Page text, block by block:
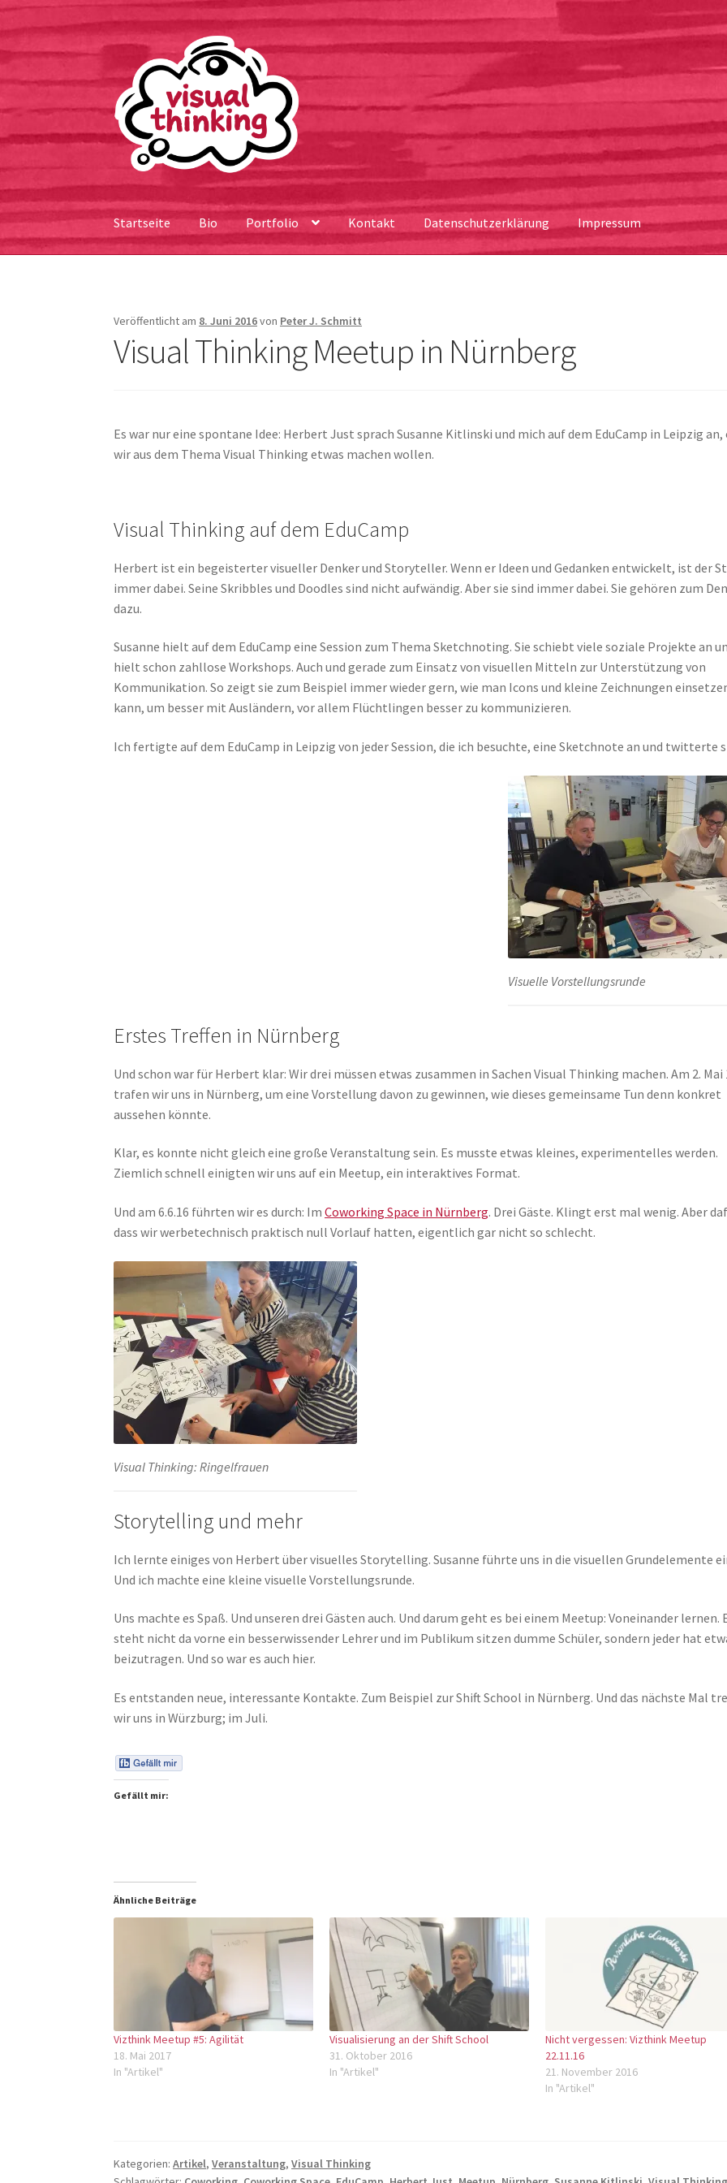
Zur
Navigation
springen
Zum
Inhalt
springen
Startseite Bio Portfolio Kontakt Datenschutzerklärung Impressum
Veröffentlicht am 8. Juni 2016von Peter J. Schmitt
Visual Thinking Meetup in Nürnberg
Es war nur eine spontane Idee: Herbert Just sprach Susanne Kitlinski und mich auf dem EduCamp in Leipzig an,
wir aus dem Thema Visual Thinking etwas machen wollen.
Visual Thinking auf dem EduCamp
Herbert ist ein begeisterter visueller Denker und Storyteller. Wenn er Ideen und Gedanken entwickelt, ist der
immer dabei. Seine Skribbles und Doodles sind nicht aufwändig. Aber sie sind immer dabei. Sie gehören zum
dazu.
Susanne hielt auf dem EduCamp eine Session zum Thema Sketchnoting. Sie schiebt viele soziale Projekte an
hielt schon zahllose Workshops. Auch und gerade zum Einsatz von visuellen Mitteln zur Unterstützung von
Kommunikation. So zeigt sie zum Beispiel immer wieder gern, wie man Icons und kleine Zeichnungen
kann, um besser mit Ausländern, vor allem Flüchtlingen besser zu kommunizieren.
Ich fertigte auf dem EduCamp in Leipzig von jeder Session, die ich besuchte, eine Sketchnote an und twitterte
Visuelle Vorstellungsrunde
Erstes Treffen in Nürnberg
Und schon war für Herbert klar: Wir drei müssen etwas zusammen in Sachen Visual Thinking machen. Am 2. Mai
trafen wir uns in Nürnberg, um eine Vorstellung davon zu gewinnen, wie dieses gemeinsame Tun denn konkret
aussehen könnte.
Klar, es konnte nicht gleich eine große Veranstaltung sein. Es musste etwas kleines, experimentelles werden.
Ziemlich schnell einigten wir uns auf ein Meetup, ein interaktives Format.
Und am 6.6.16 führten wir es durch: ImCoworking Space in Nürnberg. Drei Gäste. Klingt erst mal wenig. Aber
dass wir werbetechnisch praktisch null Vorlauf hatten, eigentlich gar nicht so schlecht.
Visual Thinking: Ringelfrauen
Storytelling und mehr
Ich lernte einiges von Herbert über visuelles Storytelling. Susanne führte uns in die visuellen Grundelemente
Und ich machte eine kleine visuelle Vorstellungsrunde.
Uns machte es Spaß. Und unseren drei Gästen auch. Und darum geht es bei einem Meetup: Voneinander lernen.
steht nicht da vorne ein besserwissender Lehrer und im Publikum sitzen dumme Schüler, sondern jeder hat
beizutragen. Und so war es auch hier.
Es entstanden neue, interessante Kontakte. Zum Beispiel zur Shift School in Nürnberg. Und das nächste Mal
wir uns in Würzburg; im Juli.
Gefällt mir:
Ähnliche Beiträge
Vizthink Meetup #5: Agilität
18. Mai 2017
In "Artikel"
Visualisierung an der Shift School
31. Oktober 2016
In "Artikel"
Nicht vergessen: Vizthink Meetup
22.11.16
21. November 2016
In "Artikel"
Kategorien:Artikel,Veranstaltung,Visual Thinking